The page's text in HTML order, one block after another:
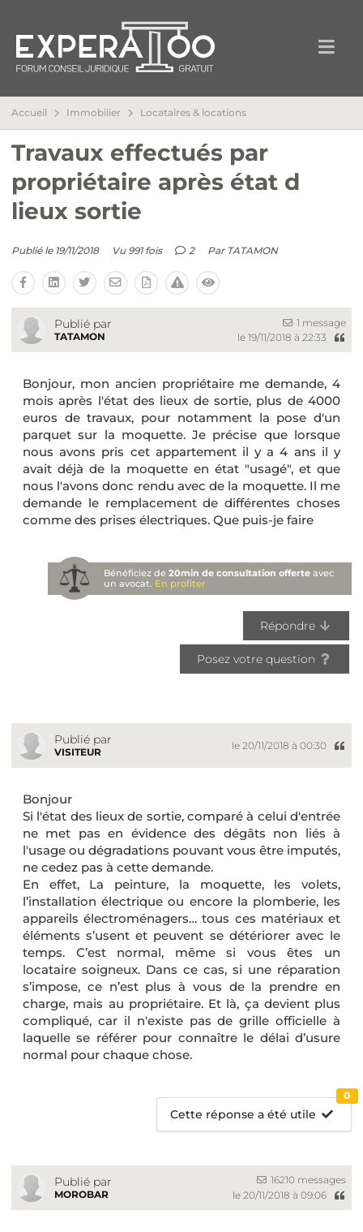
Accueil Immobilier Locataires & locations
Travaux effectués par
propriétaire après état d
lieux sortie
Publié le 19/11/2018 Vu 991 fois 2 Par TATAMON
Publié par
TATAMON
1 message
le 19/11/2018 à 22:33
Bonjour, mon ancien propriétaire me demande, 4
mois après l'état des lieux de sortie, plus de 4000
euros de travaux, pour notamment la pose d'un
parquet sur la moquette. Je précise que lorsque
nous avons pris cet appartement il y a 4 ans il y
avait déjà de la moquette en état "usagé", et que
nous l'avons donc rendu avec de la moquette. Il me
demande le remplacement de différentes choses
comme des prises électriques. Que puis-je faire
Bénéficiez de20min de consultation offerte avec
un avocat. En profiter
Répondre
Posez votre question
Publié par
VISITEUR
le 20/11/2018 à 00:30
Bonjour
Si l'état des lieux de sortie, comparé à celui d'entrée
ne met pas en évidence des dégâts non liés à
l'usage ou dégradations pouvant vous être imputés,
ne cedez pas à cette demande.
En effet, La peinture, la moquette, les volets,
l’installation électrique ou encore la plomberie, les
appareils électroménagers… tous ces matériaux et
éléments s’usent et peuvent se détériorer avec le
temps. C’est normal, même si vous êtes un
locataire soigneux. Dans ce cas, si une réparation
s’impose, ce n’est plus à vous de la prendre en
charge, mais au propriétaire. Et là, ça devient plus
compliqué, car il n'existe pas de grille officielle à
laquelle se référer pour connaître le délai d’usure
normal pour chaque chose.
Cette réponse a été utile
0
Publié par
MOROBAR
16210 messages
le 20/11/2018 à 09:06